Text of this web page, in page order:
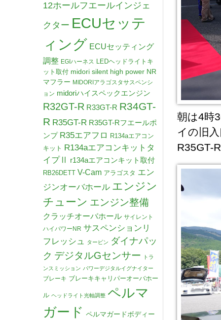
朝は4時
イの旧
R35GT-
12ホールフエールインジェ
クター ECUセッテ
ィング ECUセッティング
調整 EGIハーネス LEDヘッドライトキ
ット取付 midori silent high power NR
マフラー MIDORIアラゴスタサスペンシ
ョン midoriハイスペックエンジン
R32GT-R R33GT-R R34GT-
R R35GT-R R35GT-Rフエールポ
ンプ R35エアフロ R134aエアコン
キット R134aエアコンキットタ
イプⅡ
r134aエアコンキット取付
RB26DETT V-Cam アラゴスタ エン
ジンオーバホール エンジン
チューン エンジン整備
クラッチオーバホール サイレント
ハイパワーNR サスペンションリ
フレッシュ
タービン ダイナパッ
ク デジタルGセンサー
トラ
ンスミッション パワーデジタルイグナイター
ブレーキ ブレーキキャリパーオーバホー
ル ヘッドライト光軸調整 ペルマ
ガード ペルマガードボディー